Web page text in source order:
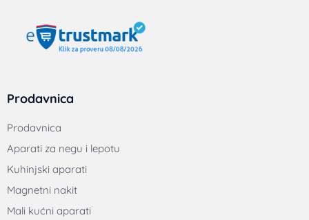
Prodavnica
Prodavnica
Aparati za negu i lepotu
Kuhinjski aparati
Magnetni nakit
Mali kućni aparati